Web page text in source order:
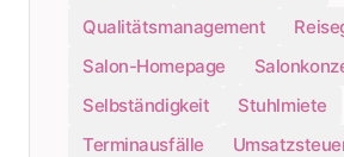
Qualitätsmanagement
Salon-Homepage
Selbständigkeit
Stuhlmiete
Terminausfälle